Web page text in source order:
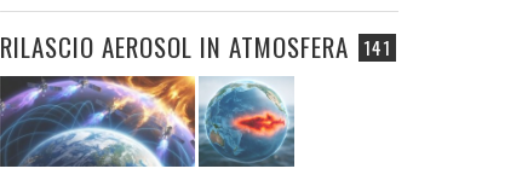
141
RILASCIO AEROSOL IN ATMOSFERA